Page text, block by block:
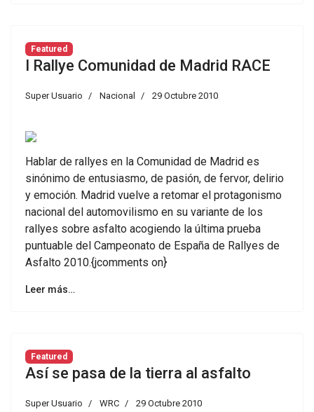
Featured
I Rallye Comunidad de Madrid RACE
Super Usuario Nacional 29 Octubre 2010
Hablar de rallyes en la Comunidad de Madrid es
sinónimo de entusiasmo, de pasión, de fervor, delirio
y emoción. Madrid vuelve a retomar el protagonismo
nacional del automovilismo en su variante de los
rallyes sobre asfalto acogiendo la última prueba
puntuable del Campeonato de España de Rallyes de
Asfalto 2010.{jcomments on}
Leer más…
Featured
Así se pasa de la tierra al asfalto
Super Usuario WRC 29 Octubre 2010